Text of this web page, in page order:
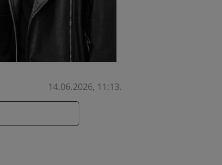
14.06.2026, 11:13.